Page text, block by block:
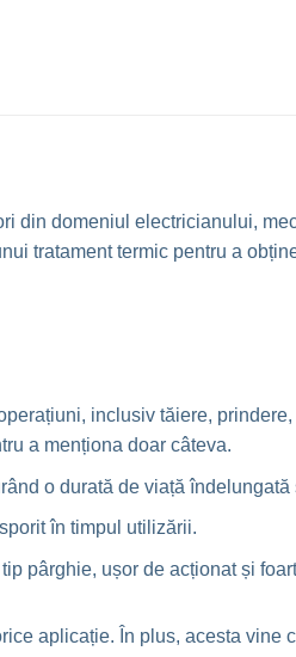
din domeniul electricianului,
tratament termic pentru a
inclusiv tăiere,
a menționa doar câteva.
o durată de viață îndelungată
în timpul utilizării.
pârghie, ușor de acționat și
aplicație. În plus, acesta vine